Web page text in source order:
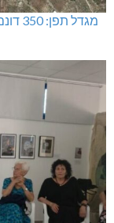
מגדל תפן: 350 דונם במתחם חדש